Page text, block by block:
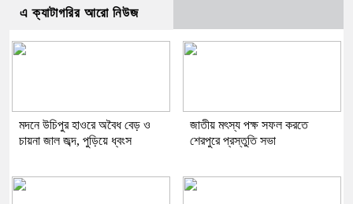
এ ক্যাটাগরির আরো নিউজ
মদনে উচিপুর হাওরে অবৈধ বেড় ও
চায়না জাল জব্দ, পুড়িয়ে ধ্বংস
জাতীয় মৎস্য পক্ষ সফল করতে
শেরপুরে প্রস্তুতি সভা